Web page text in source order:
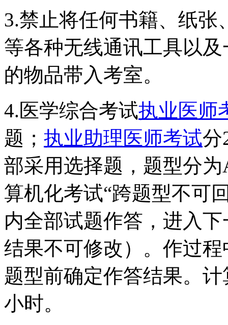
3.禁止将任何书籍、纸
等各种无线通讯工具以
的物品带入考室。
4.医学综合考试执业医师
题； 执业助理医师考试分
部采用选择题，题型分
算机化考试“跨题型不可
内全部试题作答，进入
结果不可修改）。作过
题型前确定作答结果。
小时。